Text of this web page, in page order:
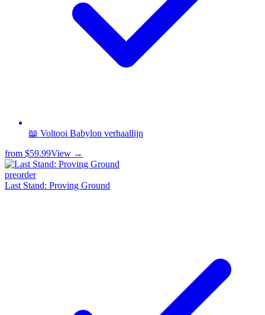
📖 Voltooi Babylon verhaallijn
from $59.99View →
preorder
Last Stand: Proving Ground